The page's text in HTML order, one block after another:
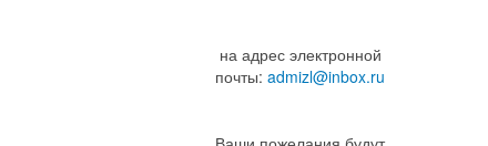
на адрес электронной
почты:admizl@inbox.ru